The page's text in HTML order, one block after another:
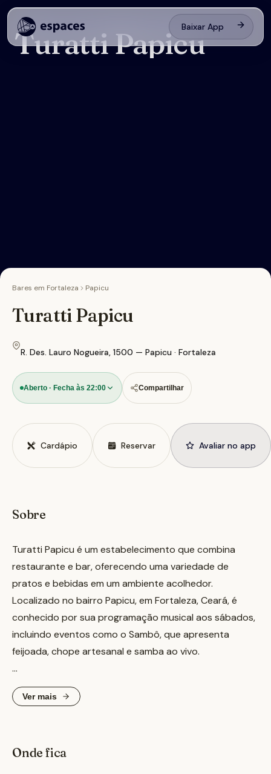
Baixar App
Turatti Papicu
Bares em Fortaleza Papicu
Turatti Papicu
R. Des. Lauro Nogueira, 1500 — Papicu · Fortaleza
Aberto · Fecha às 22:00 Compartilhar
Cardápio Reservar Avaliar no app
Sobre
Turatti Papicu é um estabelecimento que combina
restaurante e bar, oferecendo uma variedade de
pratos e bebidas em um ambiente acolhedor.
Localizado no bairro Papicu, em Fortaleza, Ceará, é
conhecido por sua programação musical aos sábados,
incluindo eventos como o Sambô, que apresenta
feijoada, chope artesanal e samba ao vivo.
Além disso, o local oferece happy hour diário,
proporcionando aos clientes uma experiência
Papicu se destaca como um ponto de encontro
Ver mais
Onde fica